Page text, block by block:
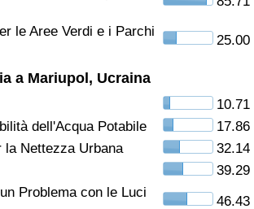
le Aree Verdi e i Parchi
25.00
a Mariupol, Ucraina
10.71
dell'Acqua Potabile
17.86
la Nettezza Urbana
32.14
39.29
Problema con le Luci
46.43
per paese
Sanitaria
Sanitaria per